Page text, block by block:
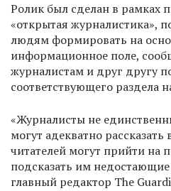
Ролик был сделан в рамках
«открытая журналистика»,
людям формировать на
информационное поле,
журналистам и друг другу
соответствующего раздела
«Журналисты не
могут адекватно рассказать
читателей могут прийти на
подсказать им
главный редактор The